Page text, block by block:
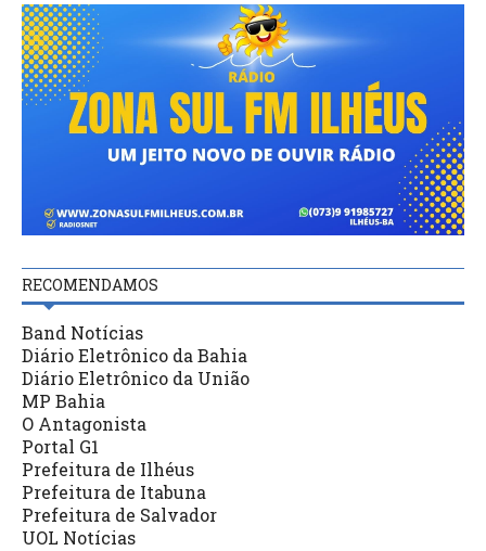
RECOMENDAMOS
Band Notícias
Diário Eletrônico da Bahia
Diário Eletrônico da União
MP Bahia
O Antagonista
Portal G1
Prefeitura de Ilhéus
Prefeitura de Itabuna
Prefeitura de Salvador
UOL Notícias